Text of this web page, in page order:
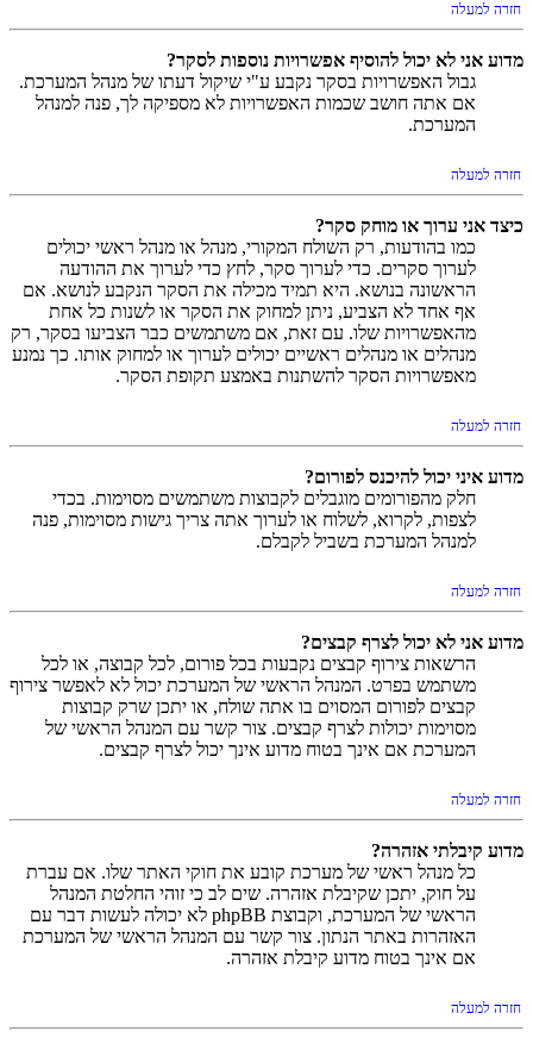
חזרה למעלה
מדוע אני לא יכול להוסיף אפשרויות נוספות לסקר?
גבול האפשרויות בסקר נקבע ע"י שיקול דעתו של מנהל המערכת.
אם אתה חושב שכמות האפשרויות לא מספיקה לך, פנה למנהל
המערכת.
חזרה למעלה
כיצד אני ערוך או מוחק סקר?
כמו בהודעות, רק השולח המקורי, מנהל או מנהל ראשי יכולים
לערוך סקרים. כדי לערוך סקר, לחץ כדי לערוך את ההודעה
הראשונה בנושא. היא תמיד מכילה את הסקר הנקבע לנושא. אם
אף אחד לא הצביע, ניתן למחוק את הסקר או לשנות כל אחת
מהאפשרויות שלו. עם זאת, אם משתמשים כבר הצביעו בסקר, רק
מנהלים או מנהלים ראשיים יכולים לערוך או למחוק אותו. כך נמנע
מאפשרויות הסקר להשתנות באמצע תקופת הסקר.
חזרה למעלה
מדוע איני יכול להיכנס לפורום?
חלק מהפורומים מוגבלים לקבוצות משתמשים מסוימות. בכדי
לצפות, לקרוא, לשלוח או לערוך אתה צריך גישות מסוימות, פנה
למנהל המערכת בשביל לקבלם.
חזרה למעלה
מדוע אני לא יכול לצרף קבצים?
הרשאות צירוף קבצים נקבעות בכל פורום, לכל קבוצה, או לכל
משתמש בפרט. המנהל הראשי של המערכת יכול לא לאפשר צירוף
קבצים לפורום המסוים בו אתה שולח, או יתכן שרק קבוצות
מסוימות יכולות לצרף קבצים. צור קשר עם המנהל הראשי של
המערכת אם אינך בטוח מדוע אינך יכול לצרף קבצים.
חזרה למעלה
מדוע קיבלתי אזהרה?
כל מנהל ראשי של מערכת קובע את חוקי האתר שלו. אם עברת
על חוק, יתכן שקיבלת אזהרה. שים לב כי זוהי החלטת המנהל
הראשי של המערכת, וקבוצת phpBB לא יכולה לעשות דבר עם
האזהרות באתר הנתון. צור קשר עם המנהל הראשי של המערכת
אם אינך בטוח מדוע קיבלת אזהרה.
חזרה למעלה